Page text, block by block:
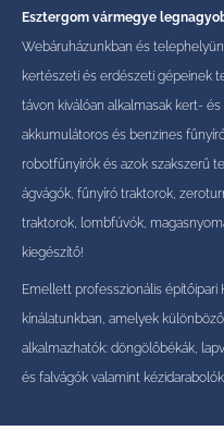
Esztergom vármegye
Webáruházunkban és
kertészeti és erdészeti gépeinek
távon kiválóan alkalmasak kert-
akkumulátoros és benzines
robotfűnyírók és azok szakszerű
ágvágók, fűnyíró traktorok,
traktorok, lombfúvók,
kiegészítő!
Emellett professzionális
kínálatunkban, amelyek
alkalmazhatók: döngölőbékák,
és falvágók valamint